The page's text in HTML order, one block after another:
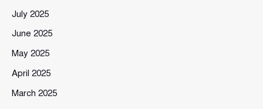
July 2025
June 2025
May 2025
April 2025
March 2025